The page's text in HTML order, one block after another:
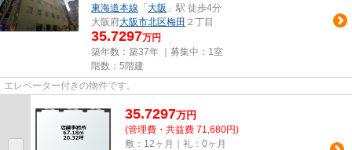
東海道本線 「 大阪 」駅 徒歩4分
大阪府大阪市北区梅田 ２丁目
35.7297万円
築年数：築37年 ｜募集中： 1室
階数：5階建
エレベーター付きの物件です。
35.7297万円
(管理費・共益費 71,680円)
敷：12ヶ月｜礼：0ヶ月